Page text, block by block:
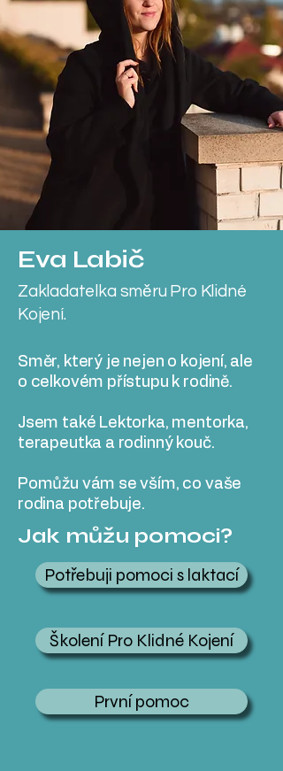
Eva Labič
Zakladatelka směru Pro Klidné
Kojení.
Směr, který je nejen o kojení, ale
o celkovém přístupu k rodině.
Jsem také Lektorka, mentorka,
terapeutka a rodinný kouč.
Pomůžu vám se vším, co vaše
rodina potřebuje.
Jak můžu pomoci?
Potřebuji pomoci s laktací
Školení Pro Klidné Kojení
První pomoc